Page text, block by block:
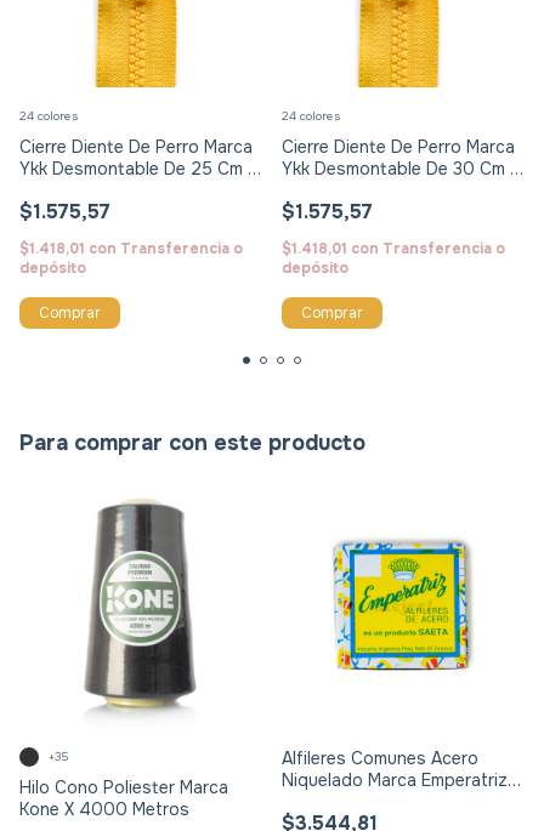
Cierre Diente De Perro Marca
Ykk Desmontable De 25 Cm X
$1.575,57
$1.418,01 con Transferencia o
depósito
24 colores
Comprar
Cierre Diente De Perro Marca
Ykk Desmontable De 30 Cm X
$1.575,57
$1.418,01 con Transferencia o
depósito
24 colores
Comprar
Para comprar con este producto
Hilo Cono Poliester Marca
Kone X 4000 Metros
+35
Alfileres Comunes Acero
Niquelado Marca Emperatriz
$3.544,81